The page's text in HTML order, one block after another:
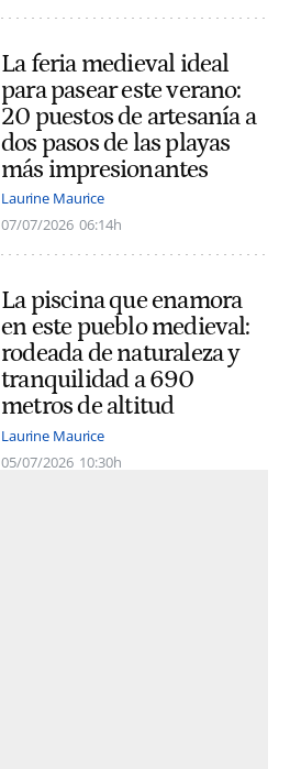
La feria medieval ideal
para pasear este verano:
20 puestos de artesanía a
dos pasos de las playas
más impresionantes
Laurine Maurice
07/07/2026 06:14h
La piscina que enamora
en este pueblo medieval:
rodeada de naturaleza y
tranquilidad a 690
metros de altitud
Laurine Maurice
05/07/2026 10:30h